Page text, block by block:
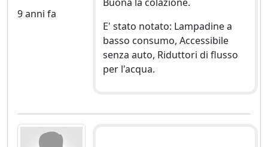
9 anni fa
E' stato notato: Lampadine a
basso consumo, Accessibile
senza auto, Riduttori di flusso
per l'acqua.